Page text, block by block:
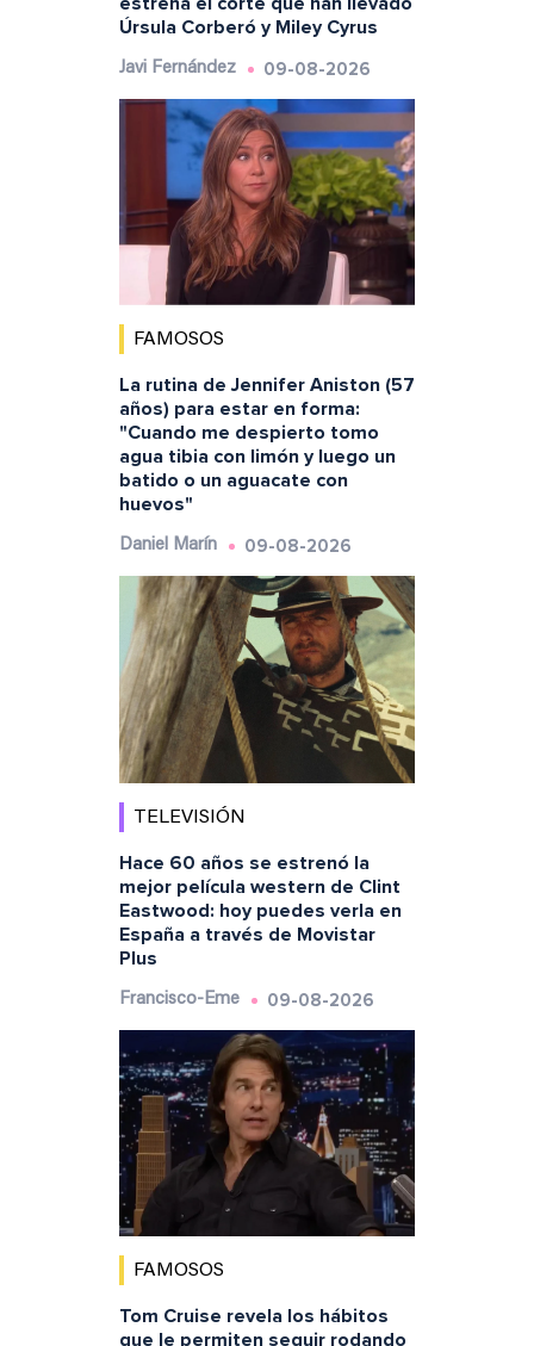
Úrsula Corberó y Miley Cyrus
Javi Fernández 09-08-2026
FAMOSOS
La rutina de Jennifer Aniston (57
años) para estar en forma:
"Cuando me despierto tomo
agua tibia con limón y luego un
batido o un aguacate con
huevos"
Daniel Marín 09-08-2026
TELEVISIÓN
Hace 60 años se estrenó la
mejor película western de Clint
Eastwood: hoy puedes verla en
España a través de Movistar
Plus
Francisco-Eme 09-08-2026
FAMOSOS
Tom Cruise revela los hábitos
que le permiten seguir rodando